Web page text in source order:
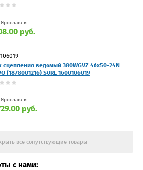
Ярославль:
руб.
сцепления ведомый 380WGVZ 46x50-24N
(1878001216) SORL 1600106019
Ярославль:
руб.
все сопутствующие товары
с нами: